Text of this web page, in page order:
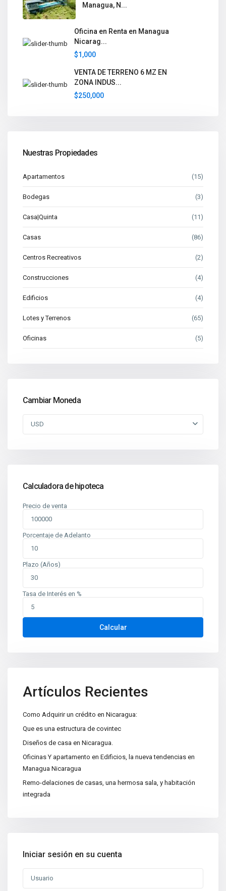
Managua, N...
Oficina en Renta en Managua
Nicarag...
$1,000
VENTA DE TERRENO 6 MZ EN
ZONA INDUS...
$250,000
Nuestras Propiedades
Apartamentos (15)
Bodegas (3)
Casa|Quinta (11)
Casas (86)
Centros Recreativos (2)
Construcciones (4)
Edificios (4)
Lotes y Terrenos (65)
Oficinas (5)
Cambiar Moneda
USD
Calculadora de hipoteca
Precio de venta
Porcentaje de Adelanto
Plazo (Años)
Tasa de Interés en %
Calcular
Artículos Recientes
Como Adquirir un crédito en Nicaragua:
Que es una estructura de covintec
Diseños de casa en Nicaragua.
Oficinas Y apartamento en Edificios, la nueva tendencias en
Managua Nicaragua
Remo-delaciones de casas, una hermosa sala, y habitación
integrada
Iniciar sesión en su cuenta
Contáctenos
Planes de Altamira, del TipTop 250m al oeste. Edificio Mina
+505 2226-2654
Apartamentos
(15)
Bodegas(3)
Casa|Quinta(11)
Casas(86)
Centros Recreativos
Oficinas(5)
Nuevas propiedades